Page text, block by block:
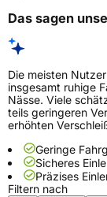
Das sagen
Die meisten
insgesamt ruhige
Nässe. Viele
teils geringeren
erhöhten
Geringe
Sicheres
Präzises
Filtern nach